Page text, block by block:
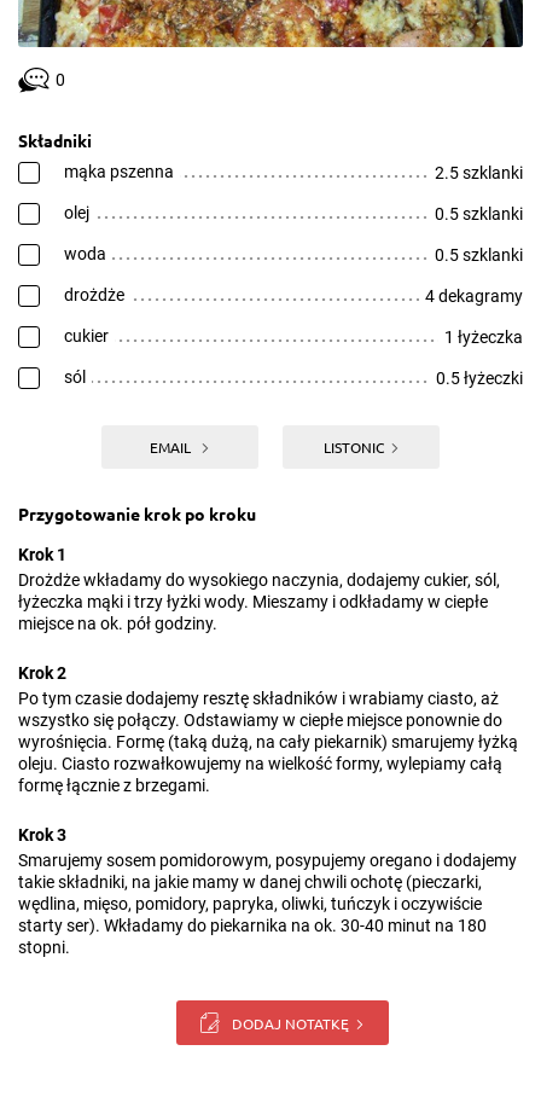
0
Składniki
mąka pszenna 2.5 szklanki
olej 0.5 szklanki
woda 0.5 szklanki
drożdże 4 dekagramy
cukier 1 łyżeczka
sól 0.5 łyżeczki
EMAIL LISTONIC
Przygotowanie krok po kroku
Krok 1
Drożdże wkładamy do wysokiego naczynia, dodajemy cukier, sól,
łyżeczka mąki i trzy łyżki wody. Mieszamy i odkładamy w ciepłe
miejsce na ok. pół godziny.
Krok 2
Po tym czasie dodajemy resztę składników i wrabiamy ciasto, aż
wszystko się połączy. Odstawiamy w ciepłe miejsce ponownie do
wyrośnięcia. Formę (taką dużą, na cały piekarnik) smarujemy łyżką
oleju. Ciasto rozwałkowujemy na wielkość formy, wylepiamy całą
formę łącznie z brzegami.
Krok 3
Smarujemy sosem pomidorowym, posypujemy oregano i dodajemy
takie składniki, na jakie mamy w danej chwili ochotę (pieczarki,
wędlina, mięso, pomidory, papryka, oliwki, tuńczyk i oczywiście
starty ser). Wkładamy do piekarnika na ok. 30-40 minut na 180
stopni.
DODAJ NOTATKĘ